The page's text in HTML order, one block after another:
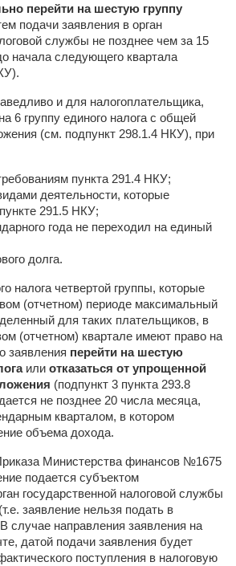
перейти на шестую группу
подачи заявления в орган
службы не позднее чем за 15
начала следующего квартала
и для налогоплательщика,
6 группу единого налога с общей
(см. подпункт 298.1.4 НКУ), при
пункта 291.4 НКУ;
деятельности, которые
291.5 НКУ;
года не переходил на единый
долга.
налога четвертой группы, которые
(отчетном) периоде максимальный
для таких плательщиков, в
(отчетном) квартале имеют право на
заявления перейти на шестую
или отказаться от упрощенной
(подпункт 3 пункта 293.8
не позднее 20 числа месяца,
кварталом, в котором
объема дохода.
Министерства финансов №1675
подается субъектом
государственной налоговой службы
заявление нельзя подать в
случае направления заявления на
датой подачи заявления будет
поступления в налоговую